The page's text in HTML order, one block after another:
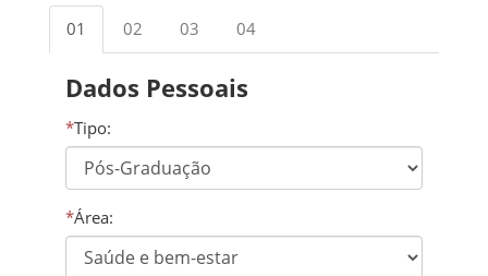
01 02 03 04
Dados Pessoais
*Tipo:
*Área: